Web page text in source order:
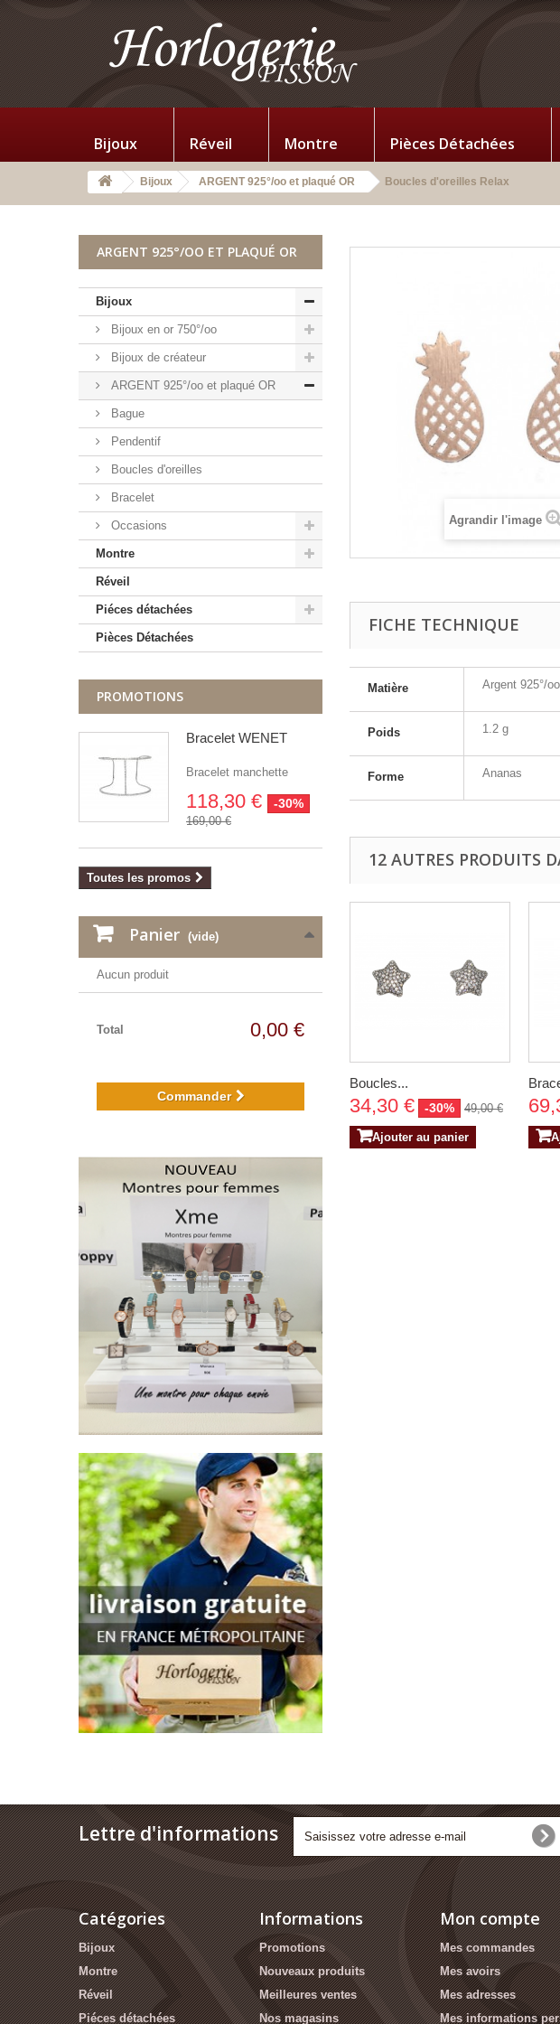
Bijoux Réveil Montre Pièces Détachées
Bijoux ARGENT 925°/oo et plaqué OR Boucles d'oreilles Relax
ARGENT 925°/OO ET PLAQUÉ OR
Bijoux
Bijoux en or 750°/oo
Bijoux de créateur
ARGENT 925°/oo et plaqué OR
Bague
Pendentif
Boucles d'oreilles
Bracelet
Occasions
Montre
Réveil
Piéces détachées
Pièces Détachées
PROMOTIONS
Bracelet WENET
Bracelet manchette
118,30 € -30%
169,00 €
Toutes les promos
Panier (vide)
Aucun produit
0,00 €
Total
Commander
Agrandir l'image
FICHE TECHNIQUE
Matière Argent 925°/
Poids 1.2 g
Forme Ananas
12 AUTRES PRODUITS
Boucles...
34,30 € -30% 49,00 €
Ajouter au panier
Lettre d'informations
Catégories
Bijoux
Montre
Réveil
Piéces détachées
Informations
Promotions
Nouveaux produits
Meilleures ventes
Nos magasins
Mon compte
Mes commandes
Mes avoirs
Mes adresses
Mes informations